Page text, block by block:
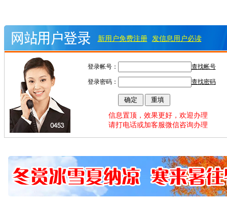
新用户免费注册 发信息用户必读
登录帐号： 查找帐号
登录密码： 查找密码
信息置顶，效果更好，欢迎办理
请打电话或加客服微信咨询办理